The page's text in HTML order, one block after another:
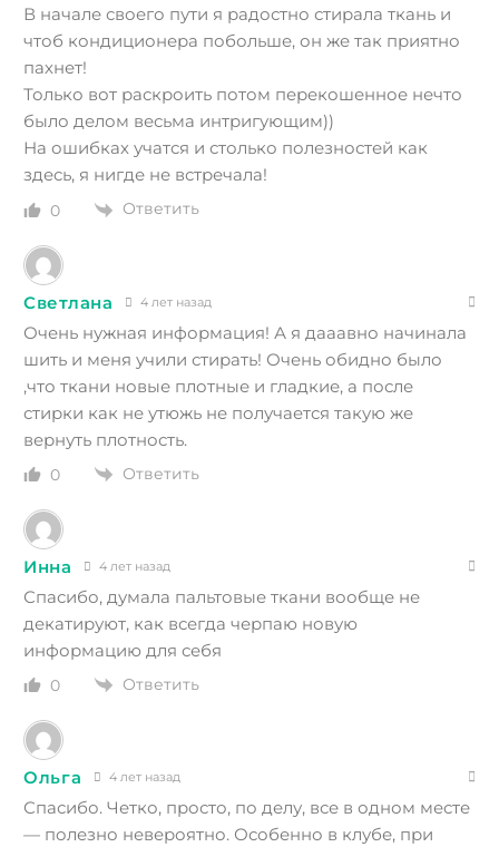
В начале своего пути я радостно стирала ткань и
чтоб кондиционера побольше, он же так приятно
пахнет!
Только вот раскроить потом перекошенное нечто
было делом весьма интригующим))
На ошибках учатся и столько полезностей как
здесь, я нигде не встречала!
0 Ответить
Светлана 4 лет назад
Очень нужная информация! А я дааавно начинала
шить и меня учили стирать! Очень обидно было
,что ткани новые плотные и гладкие, а после
стирки как не утюжь не получается такую же
вернуть плотность.
0 Ответить
Инна 4 лет назад
Спасибо, думала пальтовые ткани вообще не
декатируют, как всегда черпаю новую
информацию для себя
0 Ответить
Ольга 4 лет назад
Спасибо. Четко, просто, по делу, все в одном месте
— полезно невероятно. Особенно в клубе, при